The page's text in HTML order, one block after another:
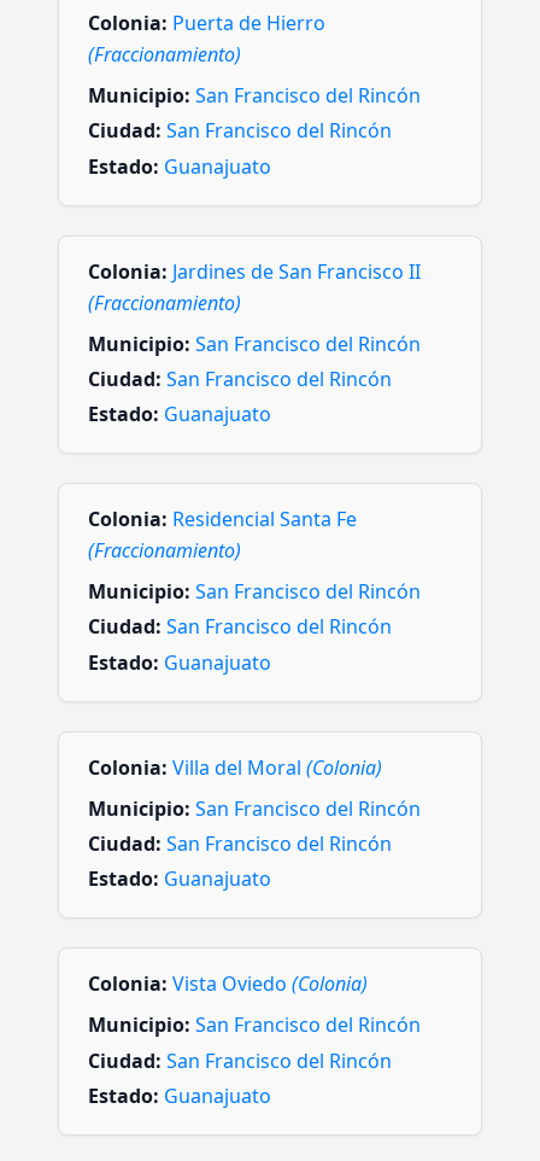
Colonia: Puerta de Hierro
(Fraccionamiento)
Municipio: San Francisco del Rincón
Ciudad: San Francisco del Rincón
Estado: Guanajuato
Colonia: Jardines de San Francisco II
(Fraccionamiento)
Municipio: San Francisco del Rincón
Ciudad: San Francisco del Rincón
Estado: Guanajuato
Colonia: Residencial Santa Fe
(Fraccionamiento)
Municipio: San Francisco del Rincón
Ciudad: San Francisco del Rincón
Estado: Guanajuato
Colonia: Villa del Moral (Colonia)
Municipio: San Francisco del Rincón
Ciudad: San Francisco del Rincón
Estado: Guanajuato
Colonia: Vista Oviedo (Colonia)
Municipio: San Francisco del Rincón
Ciudad: San Francisco del Rincón
Estado: Guanajuato